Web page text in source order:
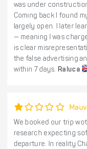
was under
Coming back I found
largely open. I later
— meaning I was
is clear
the false advertising
within 7 days. Raluca
We booked our trip
research expecting
departure. In reality